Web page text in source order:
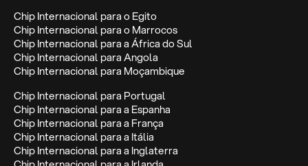
Chip Internacional para o Egito
Chip Internacional para o Marrocos
Chip Internacional para a África do Sul
Chip Internacional para Angola
Chip Internacional para Moçambique
Chip Internacional para Portugal
Chip Internacional para a Espanha
Chip Internacional para a França
Chip Internacional para a Itália
Chip Internacional para a Inglaterra